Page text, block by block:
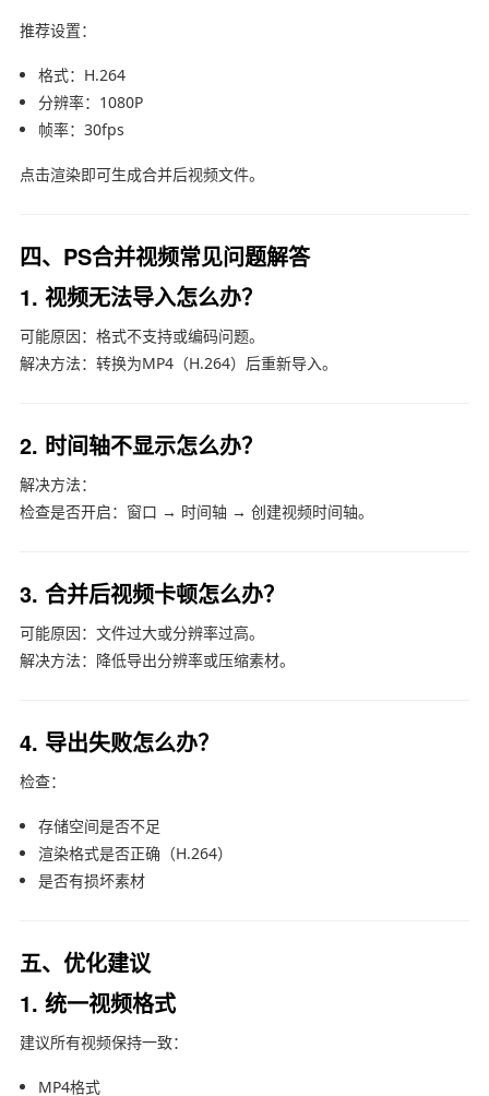
推荐设置：
格式：H.264
分辨率：1080P
帧率：30fps
点击渲染即可生成合并后视频文件。
四、PS合并视频常见问题解答
1. 视频无法导入怎么办？
可能原因：格式不支持或编码问题。
解决方法：转换为MP4（H.264）后重新导入。
2. 时间轴不显示怎么办？
解决方法：
检查是否开启：窗口 → 时间轴 → 创建视频时间轴。
3. 合并后视频卡顿怎么办？
可能原因：文件过大或分辨率过高。
解决方法：降低导出分辨率或压缩素材。
4. 导出失败怎么办？
检查：
存储空间是否不足
渲染格式是否正确（H.264）
是否有损坏素材
五、优化建议
1. 统一视频格式
建议所有视频保持一致：
MP4格式